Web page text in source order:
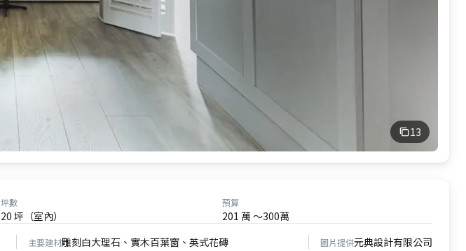
13
坪數
20 坪（室內）
預算
201 萬 ～300萬
主要建材雕刻白大理石、實木百葉窗、英式花磚 圖片提供元典設計有限公司